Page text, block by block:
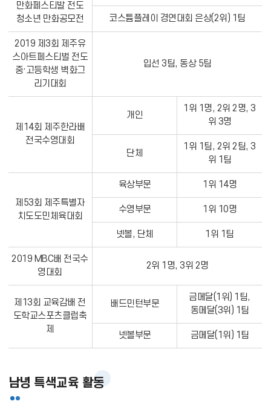
만화페스티발 전도
청소년 만화공모전
코스튬플레이 경연대회 은상(2위) 1팀
2019 제3회 제주유
스아트페스티벌 전도
중·고등학생 벽화그
리기대회
입선 3팀, 동상 5팀
제14회 제주한라배
전국수영대회
개인
1위 1명, 2위 2명, 3
위 3명
단체
1위 1팀, 2위 2팀, 3
위 1팀
제53회 제주특별자
치도도민체육대회
육상부문 1위 14명
수영부문 1위 10명
넷볼, 단체 1위 1팀
2019 MBC배 전국수
영대회
2위 1명, 3위 2명
제13회 교육감배 전
도학교스포츠클럽축
제
배드민턴부문
금메달(1위) 1팀,
동메달(3위) 1팀
넷볼부문 금메달(1위) 1팀
남녕 특색교육 활동